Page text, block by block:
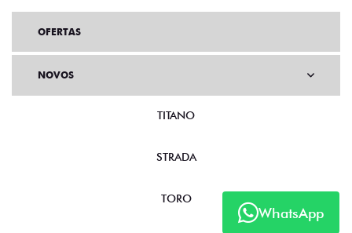
WhatsApp
OFERTAS
NOVOS
TITANO
STRADA
TORO